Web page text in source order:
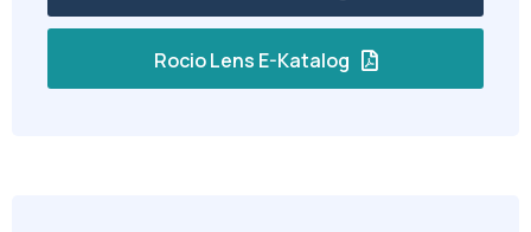
Rocio Lens E-Katalog